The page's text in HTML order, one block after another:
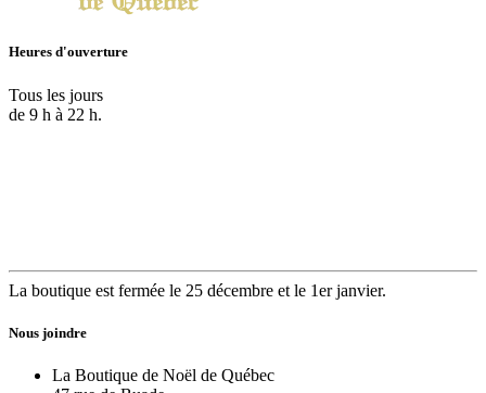
Heures d'ouverture
Tous les jours
de 9 h à 22 h.
La boutique est fermée le 25 décembre et le 1er janvier.
Nous joindre
La Boutique de Noël de Québec